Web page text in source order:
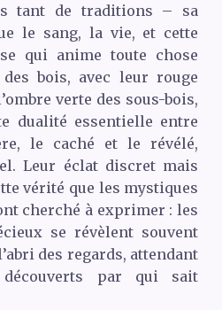
tant de traditions – sa
le sang, la vie, et cette
qui anime toute chose
bois, avec leur rouge
verte des sous-bois,
dualité essentielle entre
le caché et le révélé,
Leur éclat discret mais
vérité que les mystiques
cherché à exprimer : les
se révèlent souvent
des regards, attendant
découverts par qui sait